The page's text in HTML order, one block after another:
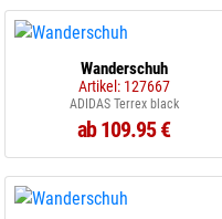
Wanderschuh
Artikel: 127667
ADIDAS Terrex black
ab 109.95 €